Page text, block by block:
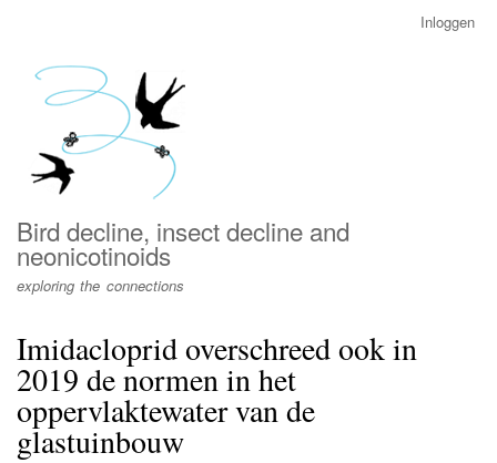
menu
Inloggen
Bird decline, insect decline and
neonicotinoids
exploring the connections
Imidacloprid overschreed ook in
2019 de normen in het
oppervlaktewater van de
glastuinbouw